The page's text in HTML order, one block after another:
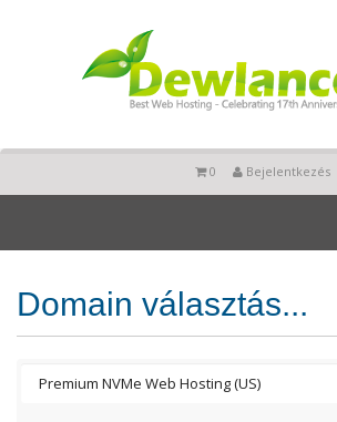
Bejelentkezés
0
Domain választás...